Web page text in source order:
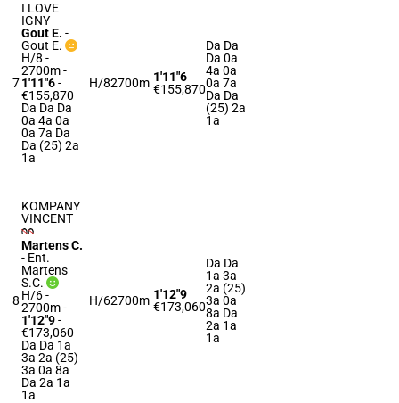
7
I LOVE
IGNY
Gout E. -
Gout E.
H/8 -
2700m-
1'11"6-
€155,870
Da Da Da
0a 4a 0a
0a 7a Da
Da (25) 2a
1a
H/82700m 1'11"6
€155,870
Da Da
Da 0a
4a 0a
0a 7a
Da Da
(25) 2a
1a
8
KOMPANY
VINCENT
Martens C.
- Ent.
Martens
S.C.
H/6 -
2700m-
1'12"9-
€173,060
Da Da 1a
3a 2a (25)
3a 0a 8a
Da 2a 1a
1a
H/62700m 1'12"9
€173,060
Da Da
1a 3a
2a (25)
3a 0a
8a Da
2a 1a
1a